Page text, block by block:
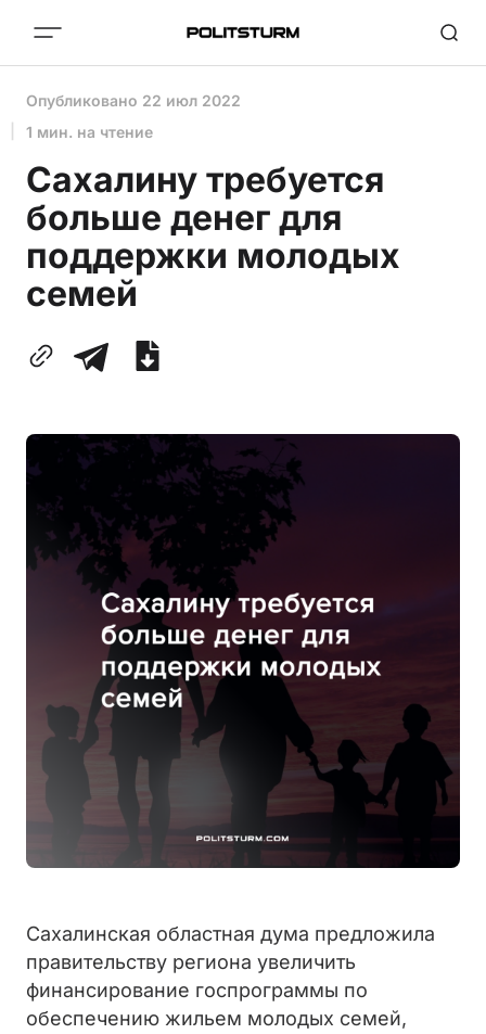
Опубликовано 22 июл 2022
1 мин. на чтение
Сахалину требуется
больше денег для
поддержки молодых
семей
Сахалинская областная дума предложила
правительству региона увеличить
финансирование госпрограммы по
обеспечению жильем молодых семей,